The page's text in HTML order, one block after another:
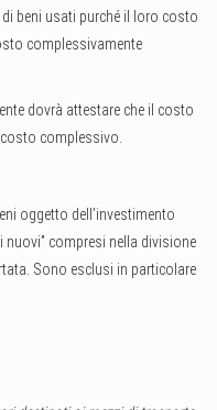
beni usati purché il loro costo
complessivamente
dovrà attestare che il costo
complessivo.
oggetto dell’investimento
nuovi” compresi nella divisione
Sono esclusi in particolare